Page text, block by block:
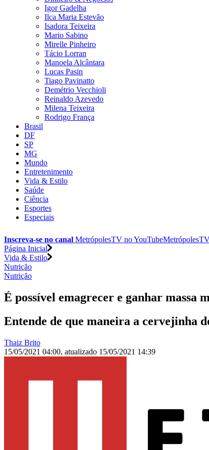
Igor Gadelha
Ilca Maria Estevão
Isadora Teixeira
Mario Sabino
Mirelle Pinheiro
Tácio Lorran
Manoela Alcântara
Lucas Pasin
Tiago Pavinatto
Demétrio Vecchioli
Reinaldo Azevedo
Milena Teixeira
Rodrigo França
Brasil
DF
SP
MG
Mundo
Entretenimento
Vida & Estilo
Saúde
Ciência
Esportes
Especiais
Inscreva-se no canal MetrópolesTV noYouTube
Página Inicial
Vida & Estilo
Nutrição
Nutrição
É possível emagrecer e ganhar massa
Entende de que maneira a cervejinha
Thaiz Brito
15/05/2021 04:00, atualizado 15/05/2021 14:39